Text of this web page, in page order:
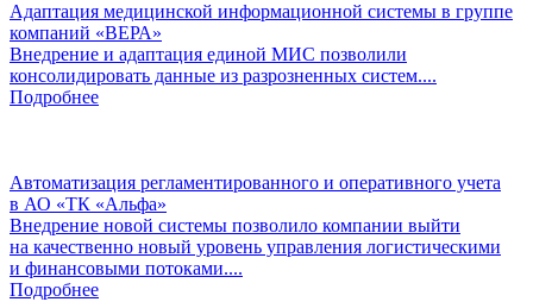
Адаптация медицинской информационной системы в группе
компаний «ВЕРА»
Внедрение и адаптация единой МИС позволили
консолидировать данные из разрозненных систем....
Подробнее
Автоматизация регламентированного и оперативного учета
в АО «ТК «Альфа»
Внедрение новой системы позволило компании выйти
на качественно новый уровень управления логистическими
и финансовыми потоками....
Подробнее